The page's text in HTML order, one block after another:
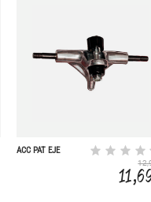
ACC PAT EJE